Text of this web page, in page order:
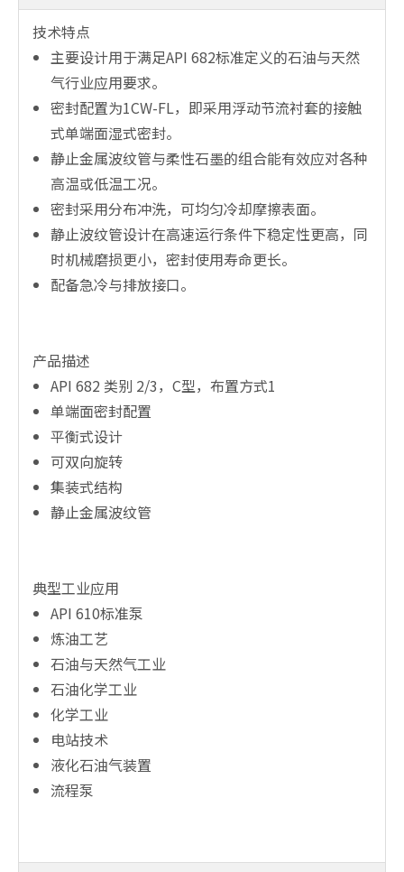
技术特点
主要设计用于满足API 682标准定义的石油与天然
气行业应用要求。
密封配置为1CW-FL，即采用浮动节流衬套的接触
式单端面湿式密封。
静止金属波纹管与柔性石墨的组合能有效应对各种
高温或低温工况。
密封采用分布冲洗，可均匀冷却摩擦表面。
静止波纹管设计在高速运行条件下稳定性更高，同
时机械磨损更小，密封使用寿命更长。
配备急冷与排放接口。
产品描述
API 682 类别 2/3，C型，布置方式1
单端面密封配置
平衡式设计
可双向旋转
集装式结构
静止金属波纹管
典型工业应用
API 610标准泵
炼油工艺
石油与天然气工业
石油化学工业
化学工业
电站技术
液化石油气装置
流程泵